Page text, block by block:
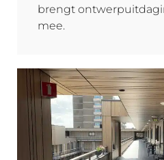
brengt
mee.